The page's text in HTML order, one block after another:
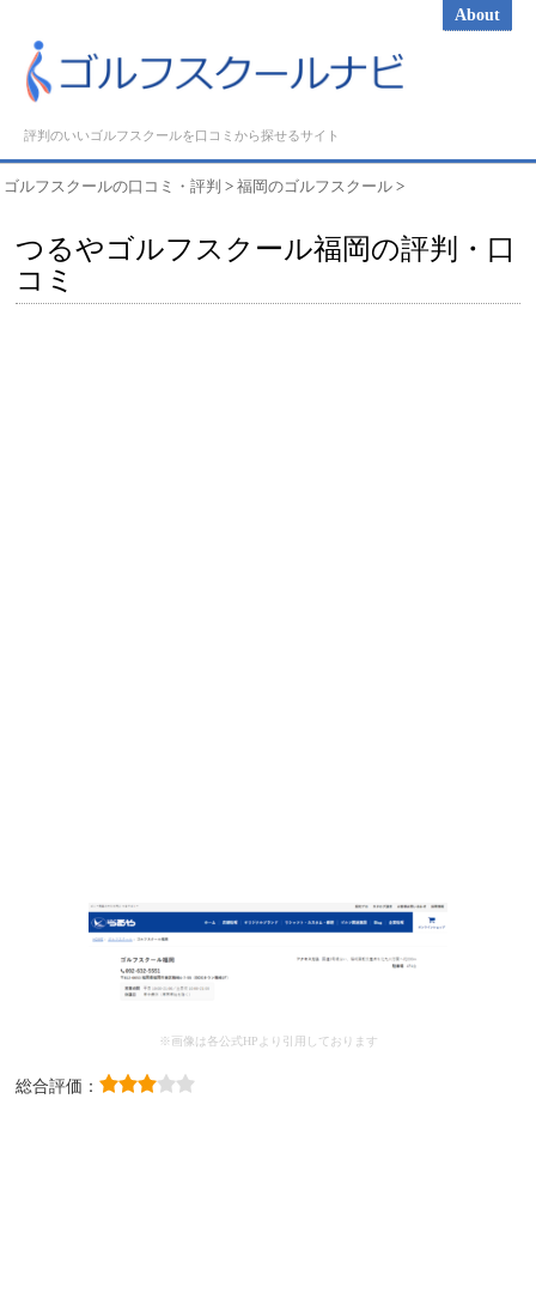
About
評判のいいゴルフスクールを口コミから探せるサイト
ゴルフスクールの口コミ・評判 > 福岡のゴルフスクール >
つるやゴルフスクール福岡の評判・口
コミ
※画像は各公式HPより引用しております
総合評価：